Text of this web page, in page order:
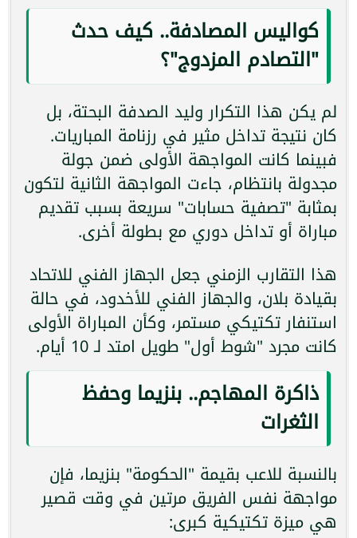
كواليس المصادفة.. كيف حدث
"التصادم المزدوج"؟
لم يكن هذا التكرار وليد الصدفة البحتة، بل
كان نتيجة تداخل مثير في رزنامة المباريات.
فبينما كانت المواجهة الأولى ضمن جولة
مجدولة بانتظام، جاءت المواجهة الثانية لتكون
بمثابة "تصفية حسابات" سريعة بسبب تقديم
مباراة أو تداخل دوري مع بطولة أخرى.
هذا التقارب الزمني جعل الجهاز الفني للاتحاد
بقيادة بلان، والجهاز الفني للأخدود، في حالة
استنفار تكتيكي مستمر، وكأن المباراة الأولى
كانت مجرد "شوط أول" طويل امتد لـ 10 أيام.
ذاكرة المهاجم.. بنزيما وحفظ
الثغرات
بالنسبة للاعب بقيمة "الحكومة" بنزيما، فإن
مواجهة نفس الفريق مرتين في وقت قصير
هي ميزة تكتيكية كبرى: